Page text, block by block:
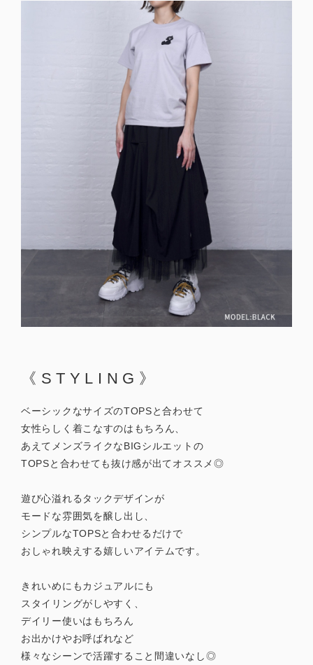
《STYLING》
ベーシックなサイズのTOPSと合わせて
女性らしく着こなすのはもちろん、
あえてメンズライクなBIGシルエットの
TOPSと合わせても抜け感が出てオススメ◎
遊び心溢れるタックデザインが
モードな雰囲気を醸し出し、
シンプルなTOPSと合わせるだけで
おしゃれ映えする嬉しいアイテムです。
きれいめにもカジュアルにも
スタイリングがしやすく、
デイリー使いはもちろん
お出かけやお呼ばれなど
様々なシーンで活躍すること間違いなし◎